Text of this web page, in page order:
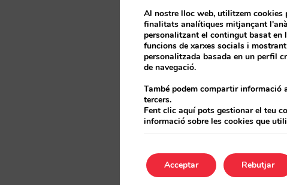
Al nostre lloc web, utilitzem cookies
finalitats analítiques mitjançant
personalitzant el contingut basat en
funcions de xarxes socials i
personalitzada basada en un perfil
de navegació.
També podem compartir
tercers.
Fent clic aquí pots gestionar el teu
informació sobre les cookies que
Acceptar Rebutjar